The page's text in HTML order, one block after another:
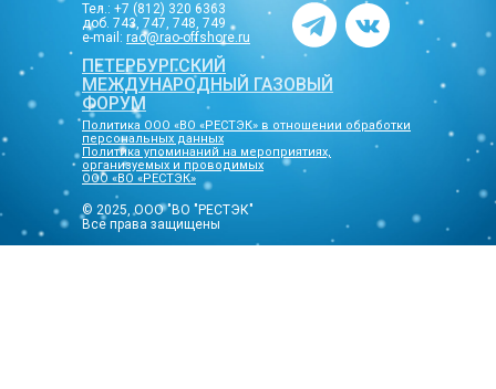
Тел.: +7 (812) 320 6363
доб. 743, 747, 748, 749
e-mail: rao@rao-offshore.ru
ПЕТЕРБУРГСКИЙ
МЕЖДУНАРОДНЫЙ ГАЗОВЫЙ
ФОРУМ
© 2025, ООО "ВО "РЕСТЭК"
Все права защищены
Политика ООО «ВО «РЕСТЭК» в отношении обработки
персональных данных
Политика упоминаний на мероприятиях,
организуемых и проводимых
ООО «ВО «РЕСТЭК»